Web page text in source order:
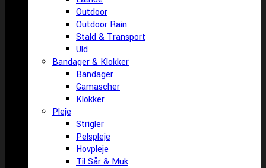
Outdoor
Outdoor Rain
Stald & Transport
Uld
Bandager & Klokker
Bandager
Gamascher
Klokker
Pleje
Strigler
Pelspleje
Hovpleje
Til Sår & Muk